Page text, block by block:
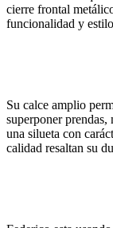
cierre frontal
funcionalidad y
Su calce amplio
superponer prendas,
una silueta con
calidad resaltan su